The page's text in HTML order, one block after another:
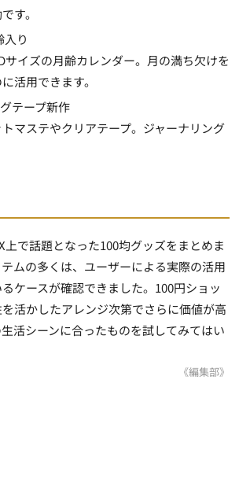
す。
入り
サイズの月齢カレンダー。月の満ち欠けを
活用できます。
テープ新作
マステやクリアテープ。ジャーナリング
上で話題となった100均グッズをまとめま
ムの多くは、ユーザーによる実際の活用
ケースが確認できました。100円ショッ
活かしたアレンジ次第でさらに価値が高
活シーンに合ったものを試してみてはい
《編集部》